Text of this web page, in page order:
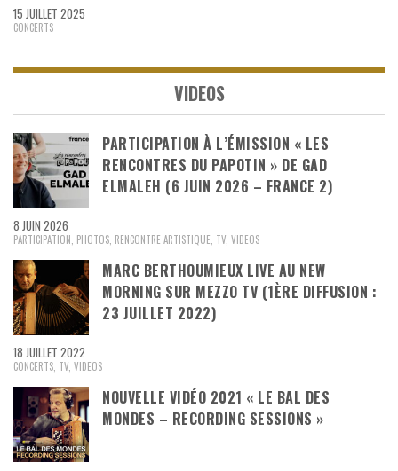
15 JUILLET 2025
CONCERTS
VIDEOS
PARTICIPATION À L’ÉMISSION « LES
RENCONTRES DU PAPOTIN » DE GAD
ELMALEH (6 JUIN 2026 – FRANCE 2)
8 JUIN 2026
PARTICIPATION PHOTOS RENCONTRE ARTISTIQUE TV VIDEOS
MARC BERTHOUMIEUX LIVE AU NEW
MORNING SUR MEZZO TV (1ÈRE DIFFUSION :
23 JUILLET 2022)
18 JUILLET 2022
CONCERTS TV VIDEOS
NOUVELLE VIDÉO 2021 « LE BAL DES
MONDES – RECORDING SESSIONS »